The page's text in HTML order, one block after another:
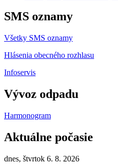
SMS oznamy
Všetky SMS oznamy
Hlásenia obecného rozhlasu
Infoservis
Vývoz odpadu
Harmonogram
Aktuálne počasie
dnes, štvrtok 6. 8. 2026